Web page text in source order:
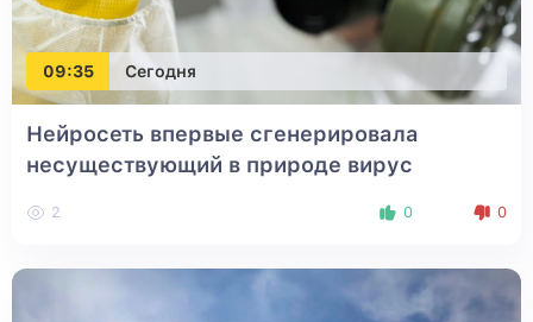
09:35 Сегодня
Нейросеть впервые сгенерировала
несуществующий в природе вирус
2 0 0